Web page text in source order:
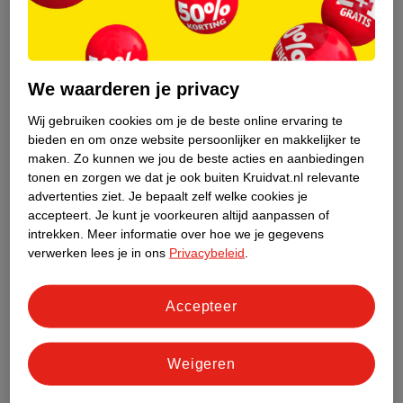
L'Oréal Paris Paradise
Big Deal Black
.99
L'Oréal Paris Lash
Paradise Mascara
.
18.
99
We waarderen je privacy
Wij gebruiken cookies om je de beste online ervaring te
bieden en om onze website persoonlijker en makkelijker te
maken. Zo kunnen we jou de beste acties en aanbiedingen
tonen en zorgen we dat je ook buiten Kruidvat.nl relevante
advertenties ziet. Je bepaalt zelf welke cookies je
accepteert. Je kunt je voorkeuren altijd aanpassen of
intrekken.
Meer informatie over hoe we je gegevens
verwerken lees je in ons Privacybeleid
Weigeren
Accepteer